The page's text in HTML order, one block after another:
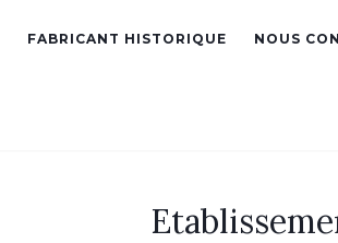
FABRICANT HISTORIQUE NOUS